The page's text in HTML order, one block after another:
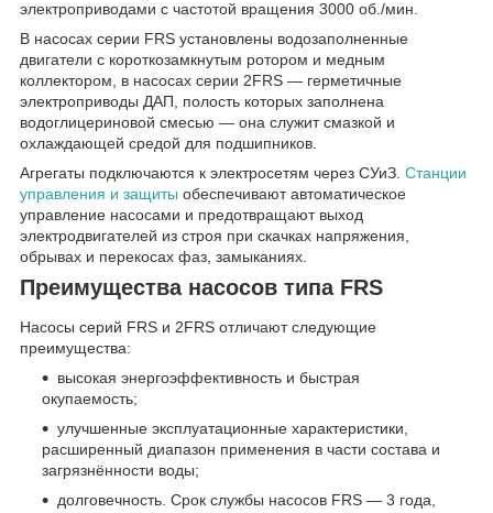
электроприводами с частотой вращения 3000 об./мин.
В насосах серии FRS установлены водозаполненные
двигатели с короткозамкнутым ротором и медным
коллектором, в насосах серии 2FRS — герметичные
электроприводы ДАП, полость которых заполнена
водоглицериновой смесью — она служит смазкой и
охлаждающей средой для подшипников.
Агрегаты подключаются к электросетям через СУиЗ. Станции
управления и защиты обеспечивают автоматическое
управление насосами и предотвращают выход
электродвигателей из строя при скачках напряжения,
обрывах и перекосах фаз, замыканиях.
Преимущества насосов типа FRS
Насосы серий FRS и 2FRS отличают следующие
преимущества:
высокая энергоэффективность и быстрая
окупаемость;
улучшенные эксплуатационные характеристики,
расширенный диапазон применения в части состава и
загрязнённости воды;
долговечность. Срок службы насосов FRS — 3 года,